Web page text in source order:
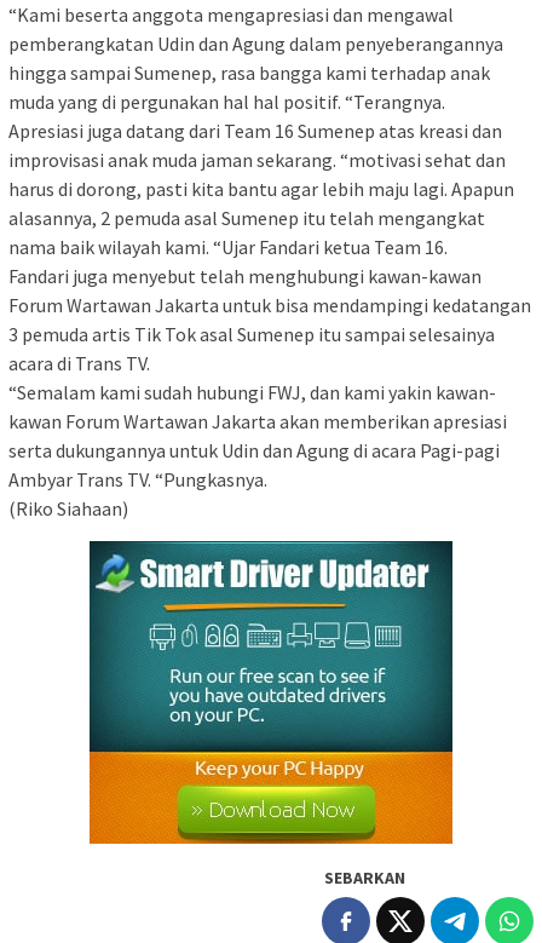
“Kami beserta anggota mengapresiasi dan mengawal
pemberangkatan Udin dan Agung dalam penyeberangannya
hingga sampai Sumenep, rasa bangga kami terhadap anak
muda yang di pergunakan hal hal positif. “Terangnya.
Apresiasi juga datang dari Team 16 Sumenep atas kreasi dan
improvisasi anak muda jaman sekarang. “motivasi sehat dan
harus di dorong, pasti kita bantu agar lebih maju lagi. Apapun
alasannya, 2 pemuda asal Sumenep itu telah mengangkat
nama baik wilayah kami. “Ujar Fandari ketua Team 16.
Fandari juga menyebut telah menghubungi kawan-kawan
Forum Wartawan Jakarta untuk bisa mendampingi kedatangan
3 pemuda artis Tik Tok asal Sumenep itu sampai selesainya
acara di Trans TV.
“Semalam kami sudah hubungi FWJ, dan kami yakin kawan-
kawan Forum Wartawan Jakarta akan memberikan apresiasi
serta dukungannya untuk Udin dan Agung di acara Pagi-pagi
Ambyar Trans TV. “Pungkasnya.
(Riko Siahaan)
SEBARKAN